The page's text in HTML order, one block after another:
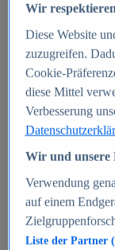
E-commerce
Beliebte
Aktuelle
E-
Umsatz
2010-
B2C-E-
Wir
Diese Website
zuzugreifen.
Cookie-
diese Mittel
Verbesserung
Wir und unsere
Verwendung
auf einem
Liste der Partner